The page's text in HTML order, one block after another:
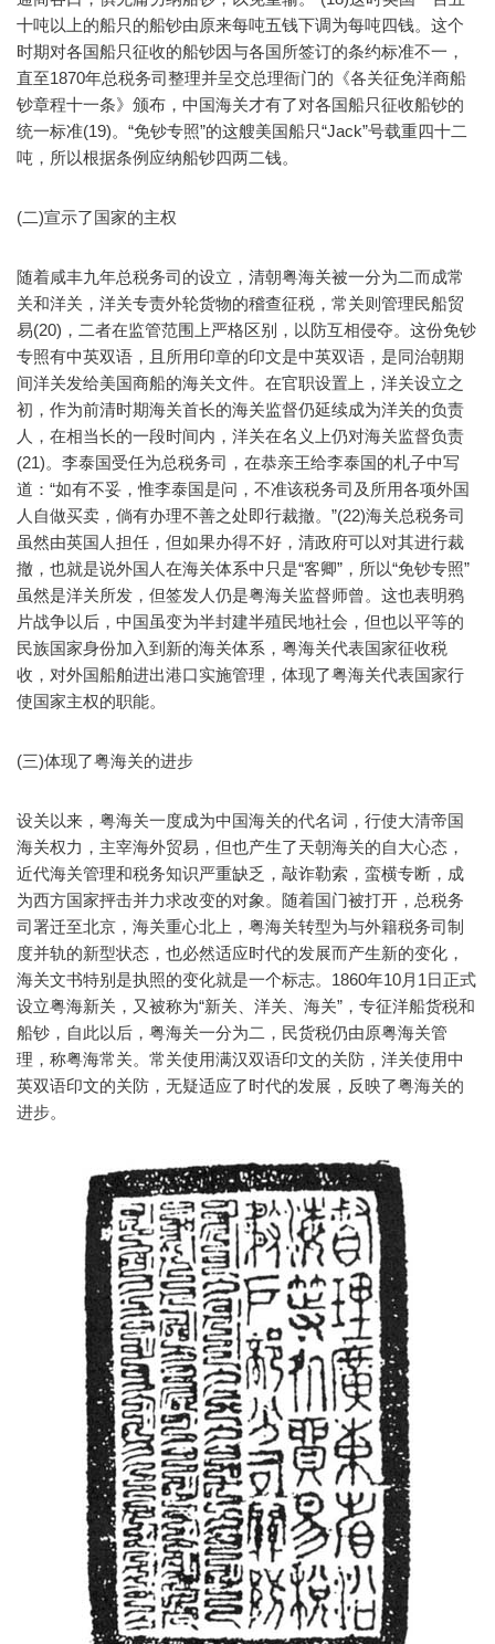
十吨以上的船只的船钞由原来每吨五钱下调为每吨四钱。这个
时期对各国船只征收的船钞因与各国所签订的条约标准不一，
直至1870年总税务司整理并呈交总理衙门的《各关征免洋商船
钞章程十一条》颁布，中国海关才有了对各国船只征收船钞的
统一标准(19)。“免钞专照”的这艘美国船只“Jack”号载重四十二
吨，所以根据条例应纳船钞四两二钱。
(二)宣示了国家的主权
随着咸丰九年总税务司的设立，清朝粤海关被一分为二而成常
关和洋关，洋关专责外轮货物的稽查征税，常关则管理民船贸
易(20)，二者在监管范围上严格区别，以防互相侵夺。这份免钞
专照有中英双语，且所用印章的印文是中英双语，是同治朝期
间洋关发给美国商船的海关文件。在官职设置上，洋关设立之
初，作为前清时期海关首长的海关监督仍延续成为洋关的负责
人，在相当长的一段时间内，洋关在名义上仍对海关监督负责
(21)。李泰国受任为总税务司，在恭亲王给李泰国的札子中写
道：“如有不妥，惟李泰国是问，不准该税务司及所用各项外国
人自做买卖，倘有办理不善之处即行裁撤。”(22)海关总税务司
虽然由英国人担任，但如果办得不好，清政府可以对其进行裁
撤，也就是说外国人在海关体系中只是“客卿”，所以“免钞专照”
虽然是洋关所发，但签发人仍是粤海关监督师曾。这也表明鸦
片战争以后，中国虽变为半封建半殖民地社会，但也以平等的
民族国家身份加入到新的海关体系，粤海关代表国家征收税
收，对外国船舶进出港口实施管理，体现了粤海关代表国家行
使国家主权的职能。
(三)体现了粤海关的进步
设关以来，粤海关一度成为中国海关的代名词，行使大清帝国
海关权力，主宰海外贸易，但也产生了天朝海关的自大心态，
近代海关管理和税务知识严重缺乏，敲诈勒索，蛮横专断，成
为西方国家抨击并力求改变的对象。随着国门被打开，总税务
司署迁至北京，海关重心北上，粤海关转型为与外籍税务司制
度并轨的新型状态，也必然适应时代的发展而产生新的变化，
海关文书特别是执照的变化就是一个标志。1860年10月1日正式
设立粤海新关，又被称为“新关、洋关、海关”，专征洋船货税和
船钞，自此以后，粤海关一分为二，民货税仍由原粤海关管
理，称粤海常关。常关使用满汉双语印文的关防，洋关使用中
英双语印文的关防，无疑适应了时代的发展，反映了粤海关的
进步。